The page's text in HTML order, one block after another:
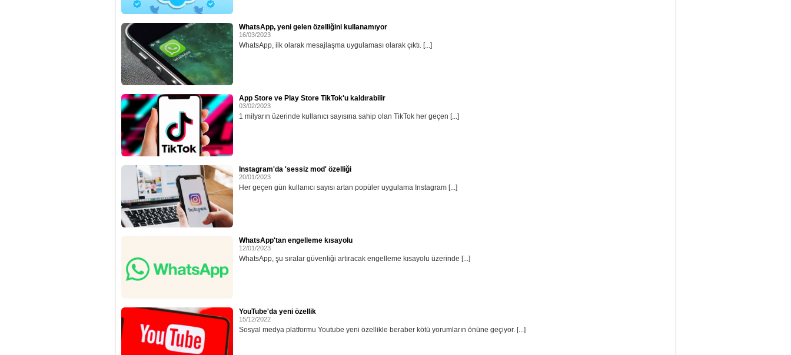
WhatsApp, yeni gelen özelliğini kullanamıyor
16/03/2023
WhatsApp, ilk olarak mesajlaşma uygulaması olarak çıktı. [...]
App Store ve Play Store TikTok'u kaldırabilir
03/02/2023
1 milyarın üzerinde kullanıcı sayısına sahip olan TikTok her geçen [...]
Instagram'da 'sessiz mod' özelliği
20/01/2023
Her geçen gün kullanıcı sayısı artan popüler uygulama Instagram [...]
WhatsApp'tan engelleme kısayolu
12/01/2023
WhatsApp, şu sıralar güvenliği artıracak engelleme kısayolu üzerinde [...]
YouTube'da yeni özellik
15/12/2022
Sosyal medya platformu Youtube yeni özellikle beraber kötü yorumların önüne geçiyor. [...]